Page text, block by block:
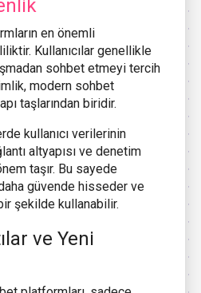
en önemli
Kullanıcılar genellikle
sohbet etmeyi tercih
modern sohbet
taşlarından biridir.
kullanıcı verilerinin
altyapısı ve denetim
taşır. Bu sayede
güvende hisseder ve
şekilde kullanabilir.
ve Yeni